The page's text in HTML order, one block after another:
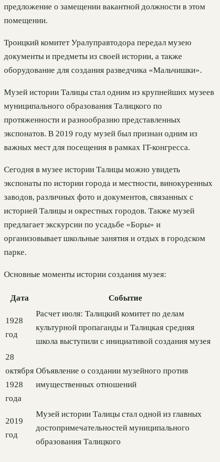
предложение о замещении вакантной должности в этом
помещении.
Троицкий комитет Уралуправтодора передал музею
документы и предметы из своей истории, а также
оборудование для создания разведчика «Мальчишки».
Музей истории Талицы стал одним из крупнейших музеев
муниципального образования Талицкого по
протяженности и разнообразию представленных
экспонатов. В 2019 году музей был признан одним из
важных мест для посещения в рамках IT-конгресса.
Сегодня в музее истории Талицы можно увидеть
экспонаты по истории города и местности, винокуренных
заводов, различных фото и документов, связанных с
историей Талицы и окрестных городов. Также музей
предлагает экскурсии по усадьбе «Боры» и
организовывает школьные занятия и отдых в городском
парке.
Основные моменты истории создания музея:
Дата Событие
1928
год
Расчет июля: Талицкий комитет по делам
культурной пропаганды и Талицкая средняя
школа выступили с инициативой создания музея
28
октября
1928
года
Объявление о создании музейного против
имущественных отношений
2019
год
Музей истории Талицы стал одной из главных
достопримечательностей муниципального
образования Талицкого